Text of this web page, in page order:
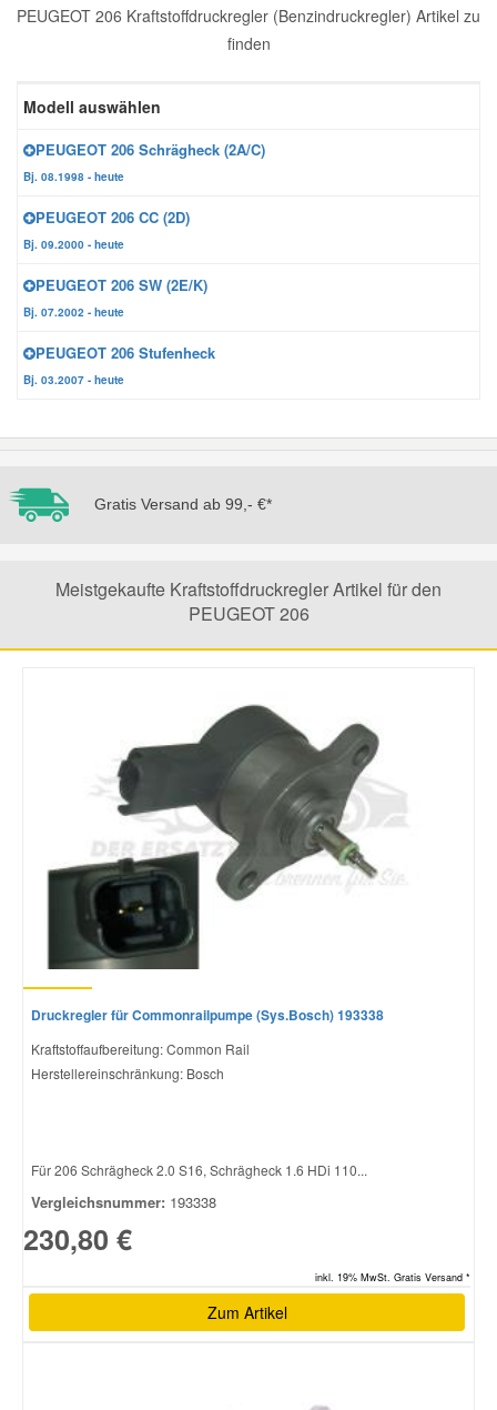
PEUGEOT 206 Kraftstoffdruckregler (Benzindruckregler) Artikel zu
finden
Modell auswählen
PEUGEOT 206 Schrägheck (2A/C)
Bj. 08.1998 - heute
PEUGEOT 206 CC (2D)
Bj. 09.2000 - heute
PEUGEOT 206 SW (2E/K)
Bj. 07.2002 - heute
PEUGEOT 206 Stufenheck
Bj. 03.2007 - heute
Gratis Versand ab 99,- €*
Meistgekaufte Kraftstoffdruckregler Artikel für den
PEUGEOT 206
Druckregler für Commonrailpumpe (Sys.Bosch) 193338
Kraftstoffaufbereitung: Common Rail
Herstellereinschränkung: Bosch
Für 206 Schrägheck 2.0 S16, Schrägheck 1.6 HDi 110...
Vergleichsnummer: 193338
230,80 €
inkl. 19% MwSt. Gratis Versand *
Zum Artikel
Zündanlage und Glühanlage
Karosserie Werkzeug
Werkstattbedarf
Winter-Autozubehör
Daihatsu Ersatzteile
Dodge Ersatzteile
Honda Ersatzteile
Hyundai Ersatzteile
Jeep Ersatzteile
Mercedes Ersatzteile
Mitsubishi Ersatzteile
Nissan Ersatzteile
Porsche Ersatzteile
Seat Ersatzteile
Skoda Ersatzteile
Smart Ersatzteile
Toyota Ersatzteile
Vauxhall Ersatzteile